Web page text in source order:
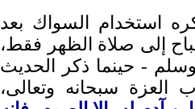
استخدام السواك بعد
إلى صلاة الظهر فقط،
- حينما ذكر الحديث
سبحانه وتعالى،